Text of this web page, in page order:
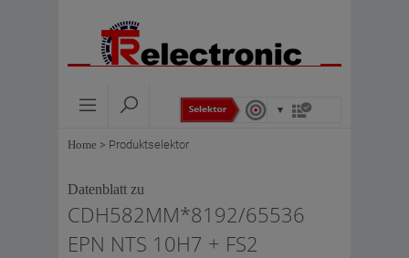
Home > Produktselektor
Datenblatt zu
CDH582MM*8192/65536
EPN NTS 10H7 + FS2